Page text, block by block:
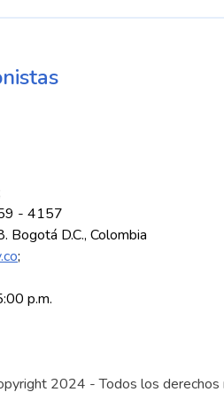
- 4157
Bogotá D.C., Colombia
;
p.m.
2024 - Todos los derechos